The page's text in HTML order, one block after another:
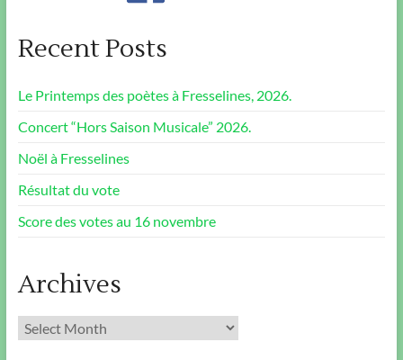
Recent Posts
Le Printemps des poètes à Fresselines, 2026.
Concert “Hors Saison Musicale” 2026.
Noël à Fresselines
Résultat du vote
Score des votes au 16 novembre
Archives
Archives